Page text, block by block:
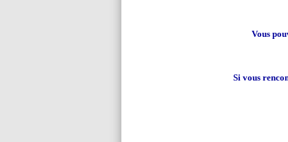
Vous
Si vous